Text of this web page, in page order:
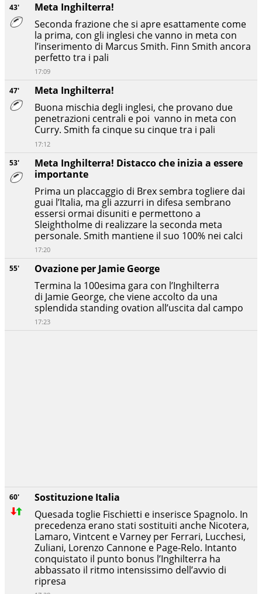
60'
Sostituzione Italia
Quesada toglie Fischietti e inserisce Spagnolo. In
precedenza erano stati sostituiti anche Nicotera,
Lamaro, Vintcent e Varney per Ferrari, Lucchesi,
Zuliani, Lorenzo Cannone e Page-Relo. Intanto
conquistato il punto bonus l’Inghilterra ha
abbassato il ritmo intensissimo dell’avvio di
ripresa
55'
Ovazione per Jamie George
Termina la 100esima gara con l’Inghilterra
di Jamie George, che viene accolto da una
splendida standing ovation all’uscita dal campo
17:23
53'
Meta Inghilterra! Distacco che inizia a essere
importante
Prima un placcaggio di Brex sembra togliere dai
guai l’Italia, ma gli azzurri in difesa sembrano
essersi ormai disuniti e permettono a
Sleightholme di realizzare la seconda meta
personale. Smith mantiene il suo 100% nei calci
17:20
47'
Meta Inghilterra!
Buona mischia degli inglesi, che provano due
penetrazioni centrali e poi vanno in meta con
Curry. Smith fa cinque su cinque tra i pali
17:12
43'
Meta Inghilterra!
Seconda frazione che si apre esattamente come
la prima, con gli inglesi che vanno in meta con
l’inserimento di Marcus Smith. Finn Smith ancora
perfetto tra i pali
17:09